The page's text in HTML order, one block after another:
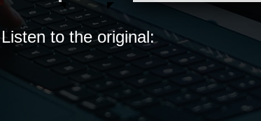
Listen to the original: